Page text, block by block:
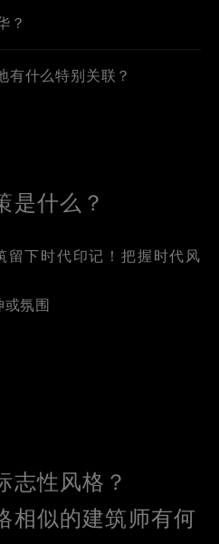
？
有什么特别关联？
是什么？
留下时代印记！把握时代风
氛围
志性风格？
相似的建筑师有何